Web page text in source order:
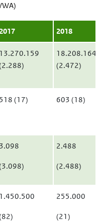
2017 2018
13.270.159
18.208.164
(2.472)
518 (17) 603 (18)
3.098 2.488
(2.488)
1.450.500 255.000
(21)